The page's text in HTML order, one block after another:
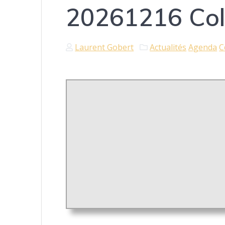
20261216
Laurent Gobert Actualités Agenda